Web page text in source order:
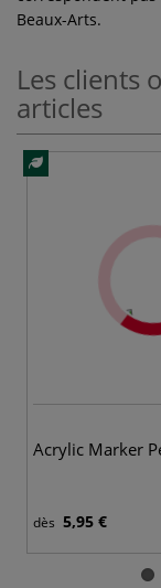
Beaux-Arts.
Les clients
articles
Acrylic Marker
dès 5,95 €